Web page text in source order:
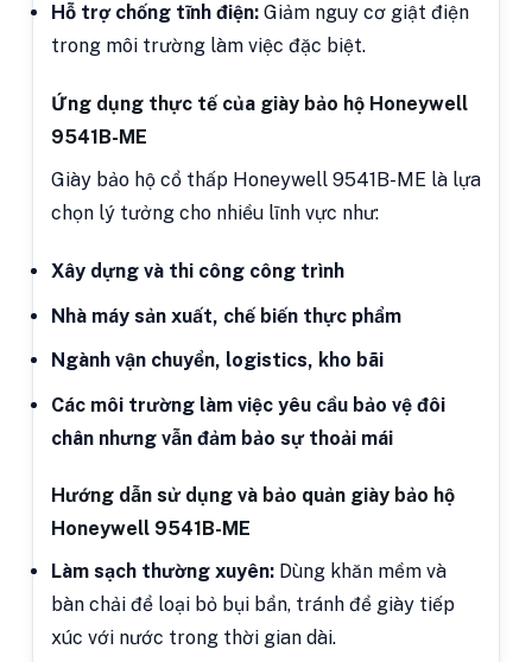
Hỗ trợ chống tĩnh điện: Giảm nguy cơ giật điện
trong môi trường làm việc đặc biệt.
Ứng dụng thực tế của giày bảo hộ Honeywell
9541B-ME
Giày bảo hộ cổ thấp Honeywell 9541B-ME là lựa
chọn lý tưởng cho nhiều lĩnh vực như:
Xây dựng và thi công công trình
Nhà máy sản xuất, chế biến thực phẩm
Ngành vận chuyển, logistics, kho bãi
Các môi trường làm việc yêu cầu bảo vệ đôi
chân nhưng vẫn đảm bảo sự thoải mái
Hướng dẫn sử dụng và bảo quản giày bảo hộ
Honeywell 9541B-ME
Làm sạch thường xuyên: Dùng khăn mềm và
bàn chải để loại bỏ bụi bẩn, tránh để giày tiếp
xúc với nước trong thời gian dài.